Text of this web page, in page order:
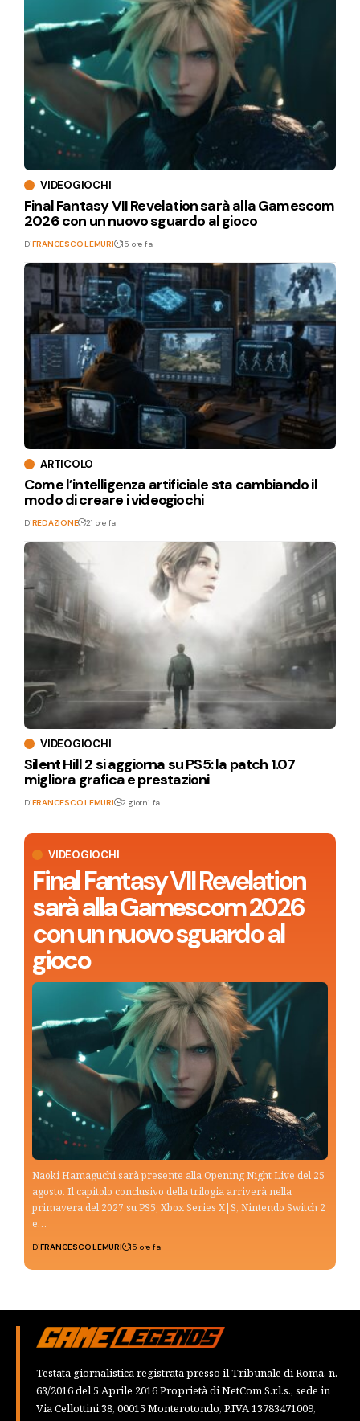
VIDEOGIOCHI
Final Fantasy VII Revelation
sarà alla Gamescom 2026
con un nuovo sguardo al
gioco
Naoki Hamaguchi sarà presente alla Opening Night Live del 25
agosto. Il capitolo conclusivo della trilogia arriverà nella
primavera del 2027 su PS5, Xbox Series X|S, Nintendo Switch 2
e…
DiFRANCESCO LEMURI 15 ore fa
VIDEOGIOCHI
Final Fantasy VII Revelation sarà alla Gamescom
2026 con un nuovo sguardo al gioco
DiFRANCESCO LEMURI 15 ore fa
ARTICOLO
Come l’intelligenza artificiale sta cambiando il
modo di creare i videogiochi
DiREDAZIONE 21 ore fa
VIDEOGIOCHI
Silent Hill 2 si aggiorna su PS5: la patch 1.07
migliora grafica e prestazioni
DiFRANCESCO LEMURI 2 giorni fa
Testata giornalistica registrata presso il Tribunale di Roma, n.
63/2016 del 5 Aprile 2016 Proprietà di NetCom S.r.l.s., sede in
Via Cellottini 38, 00015 Monterotondo, P.IVA 13783471009,